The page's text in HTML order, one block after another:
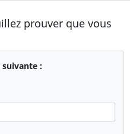
prouver que vous
:( Obligatoire )